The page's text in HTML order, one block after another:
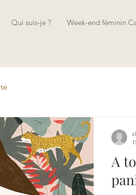
Qui suis-je ? Week-end féminin
A